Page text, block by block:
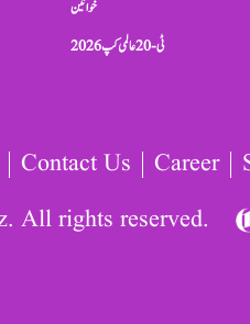
خواتین
ٹی-20 عالمی کپ 2026
Contact Us Career
All rights reserved.